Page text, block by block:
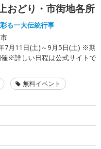
おどり・市街地各所
る一大伝統行事
7月11日(土)～9月5日(土) ※期
※詳しい日程は公式サイトで
無料イベント